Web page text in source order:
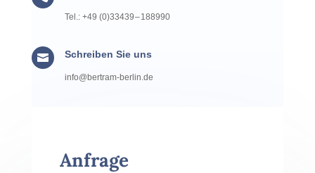
Tel.: +49 (0)33439 – 188990
 Schreiben Sie uns
info@​bertram-​berlin.​de
Anfrage